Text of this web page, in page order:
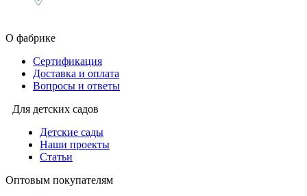
О фабрике
Сертификация
Доставка и оплата
Вопросы и ответы
Для детских садов
Детские сады
Наши проекты
Статьи
Оптовым покупателям